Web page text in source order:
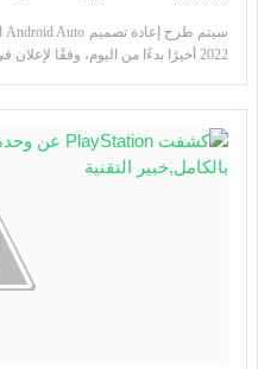
2022 أخيرًا بدءًا من اليوم، وفقًا لإعلان في CES 2023. منذ ظهوره لأول مرة...